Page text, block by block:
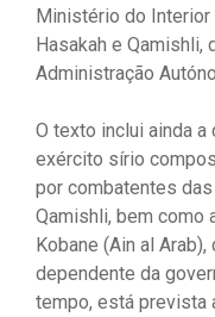
Ministério do
Hasakah e Qamishli,
Administração
O texto inclui ainda a
exército sírio
por combatentes
Qamishli, bem como
Kobane (Ain al
dependente da
tempo, está prevista